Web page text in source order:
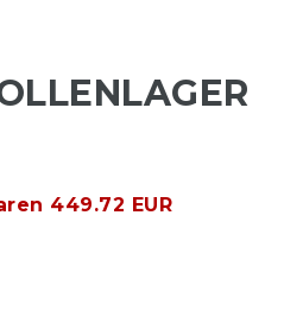
449.72 EUR